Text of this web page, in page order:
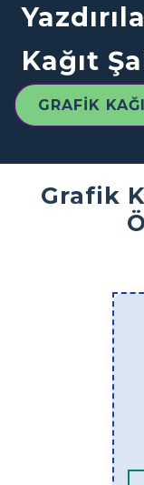
Kağıt
GRAFIK
Grafik